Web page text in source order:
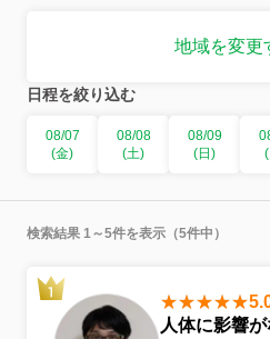
地域を変更
日程を絞り込む
08/07
(金)
08/08
(土)
08/09
(日)
検索結果 1～5件を表示（5件中）
人体に影響